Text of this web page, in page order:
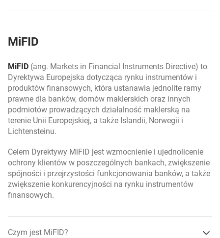
ING Globalny Obligacji Wysokodochodowych -
otwiera się w nowej karcie
Inwestorów
ING Obligacji Rynków Wschodzących (Waluta
Lokalna) - Kluczowe Informacje dla Inwestorów
otwiera się w nowej karcie
Inwestorów
Prospekt ING Parasol FIO
otwiera się w nowej karcie
ryzyko kredytowe,
ryzyko niedopuszczenia papierów wartościowych
emitenta do obrotu na rynku regulowanym,
ryzyko płynności,
ryzyko podatkowe,
ryzyko rozliczenia,
ryzyko rynkowe,
ryzyko stopy procentowej,
ryzyko utraty kapitału,
MiFID
MiFID (ang. Markets in Financial Instruments Directive) to
Dyrektywa Europejska dotycząca rynku instrumentów i
produktów finansowych, która ustanawia jednolite ramy
prawne dla banków, domów maklerskich oraz innych
podmiotów prowadzących działalność maklerską na
terenie Unii Europejskiej, a także Islandii, Norwegii i
Lichtensteinu.
Celem Dyrektywy MiFID jest wzmocnienie i ujednolicenie
ochrony klientów w poszczególnych bankach, zwiększenie
spójności i przejrzystości funkcjonowania banków, a także
zwiększenie konkurencyjności na rynku instrumentów
finansowych.
Czym jest MiFID?